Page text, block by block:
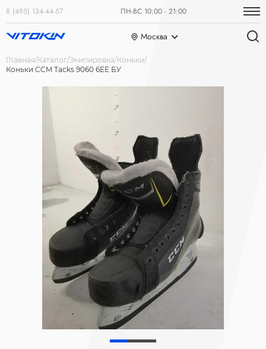
8 (495) 134-44-57 ПН-ВС 10:00 - 21:00
Москва
Главная Каталог Экипировка Коньки
Коньки CCM Tacks 9060 6EE БУ